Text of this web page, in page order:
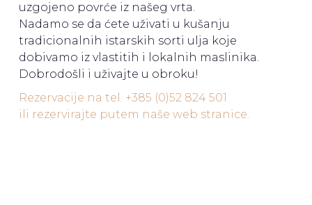
uzgojeno povrće iz našeg vrta.
Nadamo se da ćete uživati u kušanju
tradicionalnih istarskih sorti ulja koje
dobivamo iz vlastitih i lokalnih maslinika.
Dobrodošli i uživajte u obroku!
Rezervacije na tel. +385 (0)52 824 501
ili rezervirajte putem naše web stranice.